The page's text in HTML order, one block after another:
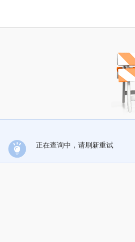
正在查询中，请刷新重试